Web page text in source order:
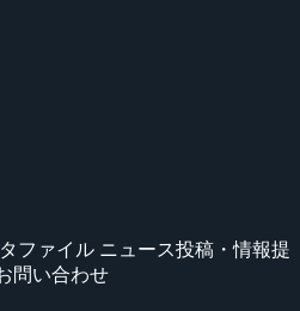
ファイル ニュース投稿・情報提
問い合わせ